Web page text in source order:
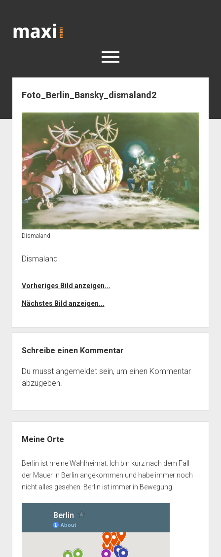
open
< work
Berlin
Reisen
Kunst
Geschichte
open
dropdown
menu
Geschichte der Stadt Berlin
Impressum
Foto_Berlin_Bansky_dismaland2
Dismaland
Dismaland
Vorheriges Bild anzeigen...
Nächstes Bild anzeigen...
Schreibe einen Kommentar
Du musst angemeldetsein, um einen Kommentar
abzugeben.
Meine Orte
Berlin ist meine Wahlheimat. Ich bin kurz nach dem Fall
der Mauer in Berlin angekommen und habe immer noch
nicht alles gesehen. Berlin ist immer in Bewegung.